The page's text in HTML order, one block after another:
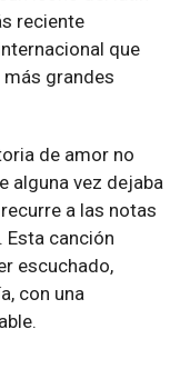
reciente
que
grandes
de amor no
alguna vez dejaba
a las notas
Esta canción
escuchado,
con una